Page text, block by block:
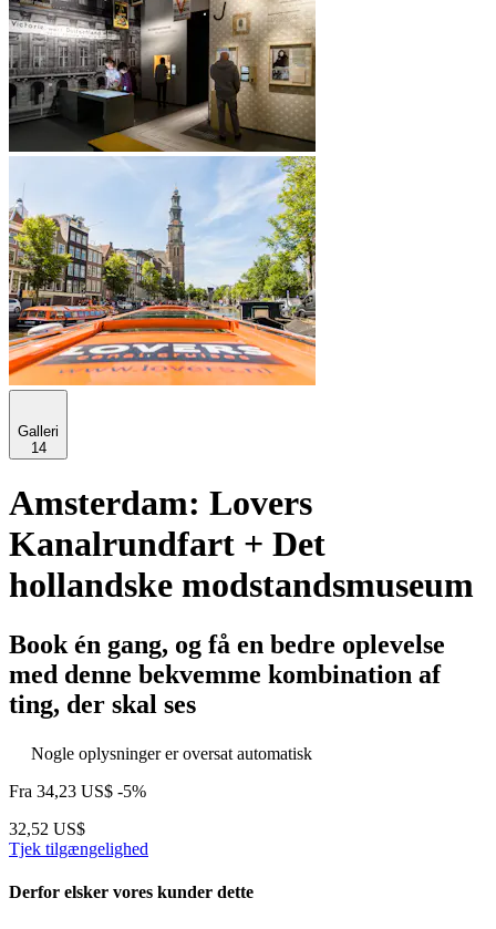
Galleri
14
Amsterdam: Lovers
Kanalrundfart + Det
hollandske modstandsmuseum
Book én gang, og få en bedre oplevelse
med denne bekvemme kombination af
ting, der skal ses
Nogle oplysninger er oversat automatisk
Fra 34,23 US$ -5%
32,52 US$
Tjek tilgængelighed
Derfor elsker vores kunder dette